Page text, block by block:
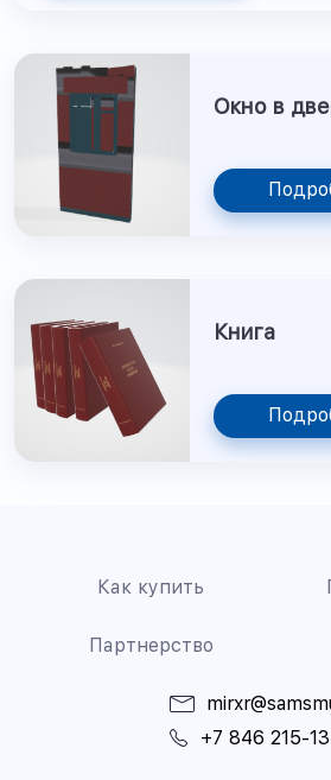
Окно в
Книга
Как купить
Партнерство
+7 846 215-